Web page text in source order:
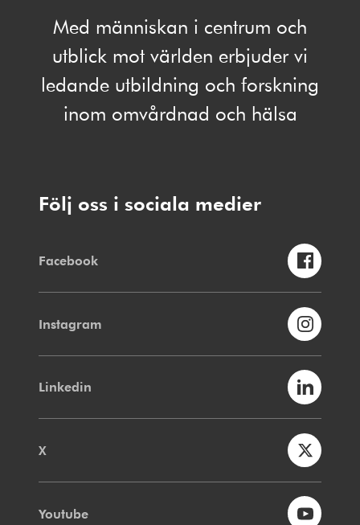
Med människan i centrum och
utblick mot världen erbjuder vi
ledande utbildning och forskning
inom omvårdnad och hälsa
Följ oss i sociala medier
Facebook
Instagram
Linkedin
X
Youtube